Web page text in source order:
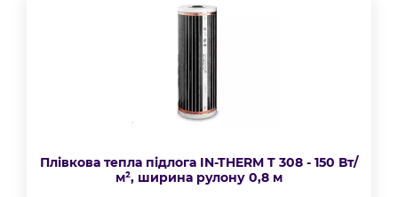
Плівкова тепла підлога IN-THERM T 308 - 150 Вт/
м², ширина рулону 0,8 м